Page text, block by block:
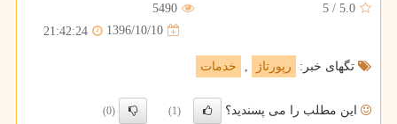
5.0
/
5
5490
1396/10/10
21:42:24
تگهای خبر: رپورتاژ خدمات
این مطلب را می پسندید؟ (1)
(0)